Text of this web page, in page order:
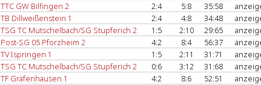
TTC GW Bilfingen 2 2:4 5:8 35:58
TB Dillweißenstein 1 2:4 4:8 34:48
TSG TC Mutschelbach/SG Stupferich 2 1:5 2:10 29:65
Post-SG 05 Pforzheim 2 4:2 8:4 56:37
TV Ispringen 1 1:5 2:11 31:71
TSG TC Mutschelbach/SG Stupferich 2 0:6 3:12 31:68
TF Gräfenhausen 1 4:2 8:6 52:51